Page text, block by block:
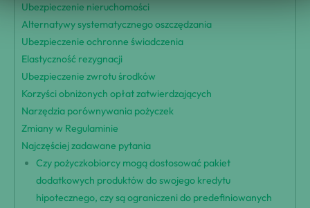
Ubezpieczenie nieruchomości
Alternatywy systematycznego oszczędzania
Ubezpieczenie ochronne świadczenia
Elastyczność rezygnacji
Ubezpieczenie zwrotu środków
Korzyści obniżonych opłat zatwierdzających
Narzędzia porównywania pożyczek
Zmiany w Regulaminie
Najczęściej zadawane pytania
Czy pożyczkobiorcy mogą dostosować pakiet
dodatkowych produktów do swojego kredytu
hipotecznego, czy są ograniczeni do predefiniowanych